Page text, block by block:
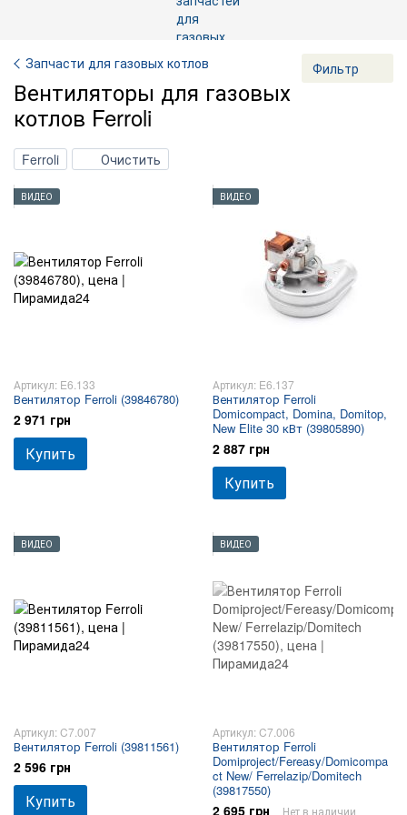
Фильтр
Запчасти для газовых котлов
Вентиляторы для газовых
котлов Ferroli
Ferroli Очистить
ВИДЕО
Артикул: E6.133
Вентилятор Ferroli (39846780)
2 971 грн
Купить
ВИДЕО
Артикул: E6.137
Вентилятор Ferroli
Domicompact, Domina, Domitop,
New Elite 30 кВт (39805890)
2 887 грн
Купить
ВИДЕО
Артикул: C7.007
Вентилятор Ferroli (39811561)
2 596 грн
Купить
ВИДЕО
Артикул: C7.006
Вентилятор Ferroli
Domiproject/Fereasy/Domicompa
ct New/ Ferrelazip/Domitech
(39817550)
2 695 грн Нет в наличии